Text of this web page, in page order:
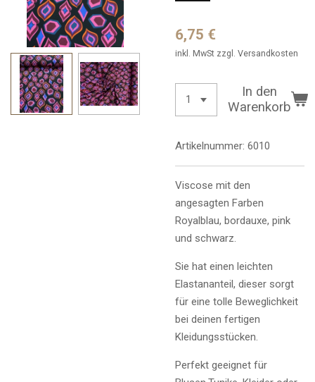
6,75 €
inkl. MwSt zzgl. Versandkosten
In den
Warenkorb
Artikelnummer: 6010
Viscose mit den
angesagten Farben
Royalblau, bordauxe, pink
und schwarz.
Sie hat einen leichten
Elastananteil, dieser sorgt
für eine tolle Beweglichkeit
bei deinen fertigen
Kleidungsstücken.
Perfekt geeignet für